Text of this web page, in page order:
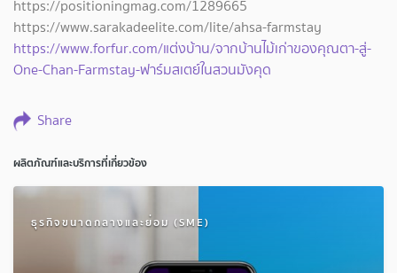
https://positioningmag.com/1289665
https://www.sarakadeelite.com/lite/ahsa-farmstay
https://www.forfur.com/แต่งบ้าน/จากบ้านไม้เก่าของคุณตา-สู่-
One-Chan-Farmstay-ฟาร์มสเตย์ในสวนมังคุด
Share
ผลิตภัณฑ์และบริการที่เกี่ยวข้อง
ธุรกิจขนาดกลางและย่อม (SME)